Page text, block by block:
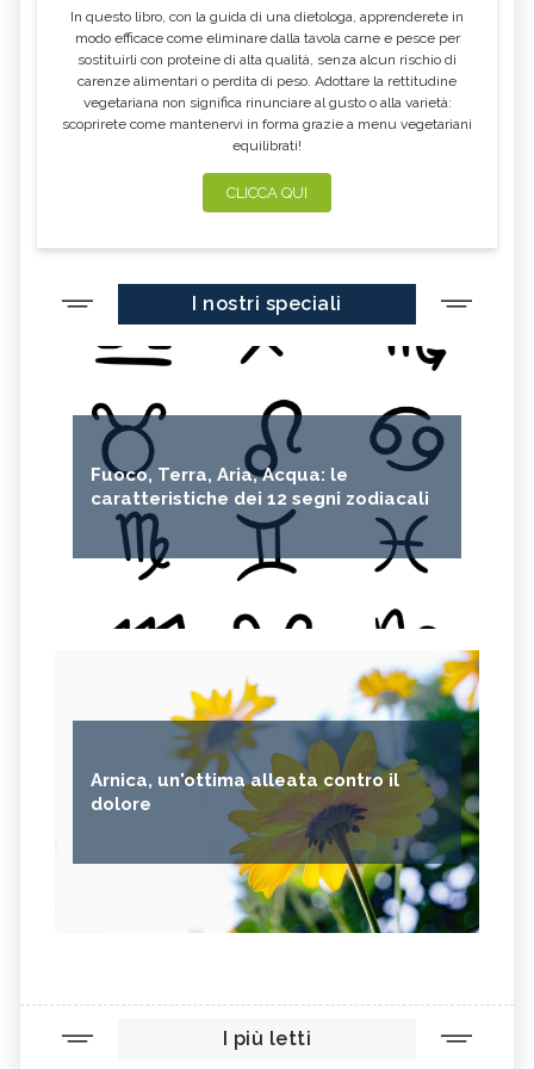
In questo libro, con la guida di una dietologa, apprenderete in
modo efficace come eliminare dalla tavola carne e pesce per
sostituirli con proteine di alta qualità, senza alcun rischio di
carenze alimentari o perdita di peso. Adottare la rettitudine
vegetariana non significa rinunciare al gusto o alla varietà:
scoprirete come mantenervi in forma grazie a menu vegetariani
equilibrati!
CLICCA QUI
I nostri speciali
Fuoco, Terra, Aria, Acqua: le
caratteristiche dei 12 segni zodiacali
Arnica, un'ottima alleata contro il
dolore
I più letti